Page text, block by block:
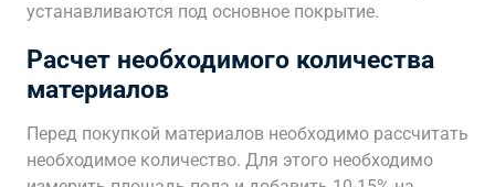
устанавливаются под основное покрытие.
Расчет необходимого количества
материалов
Перед покупкой материалов необходимо рассчитать
необходимое количество. Для этого необходимо